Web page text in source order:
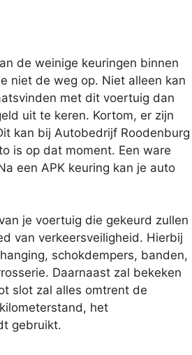
de weinige keuringen binnen
niet de weg op. Niet alleen kan
met dit voertuig dan
uit te keren. Kortom, er zijn
kan bij Autobedrijf Roodenburg
is op dat moment. Een ware
een APK keuring kan je auto
je voertuig die gekeurd zullen
van verkeersveiligheid. Hierbij
schokdempers, banden,
Daarnaast zal bekeken
slot zal alles omtrent de
het
gebruikt.